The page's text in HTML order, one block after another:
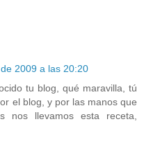
2009 a las 20:20
tu blog, qué maravilla, tú
el blog, y por las manos que
nos llevamos esta receta,